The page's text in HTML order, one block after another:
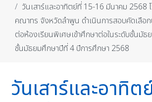
วันเสาร์และอาทิตย์ที่ 15-16 มีนาคม 2568
คณาทร จังหวัดลำพูน ดำเนินการสอบคัดเลือก
ต่อห้องเรียนพิเศษเข้าศึกษาต่อในระดับชั้นมัธ
ชั้นมัธยมศึกษาปีที่ 4 ปีการศึกษา 2568
วันเสาร์และอาทิ